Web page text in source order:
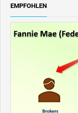
EMPFOHLEN